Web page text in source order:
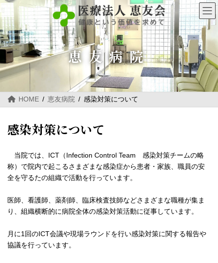
コ
ン
テ
ン
ツ
へ
キ
ッ
プ
ナ
ビ
ゲ
ー
シ
ョ
に
移
動
恵友病院
HOME 恵友病院 感染対策について
感染対策について
当院では、ICT（Infection Control Team 感染対策チームの略
称）で院内で起こるさまざまな感染症から患者・家族、職員の安
全を守るたの組織で活動を行っています。
医師、看護師、薬剤師、臨床検査技師などさまざまな職種が集ま
り、組織横断的に病院全体の感染対策活動に従事しています。
月に1回のICT会議や現場ラウンドを行い感染対策に関する報告や
協議を行っています。